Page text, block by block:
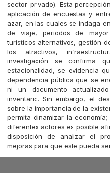
sector privado). Esta
aplicación de encuestas y
azar, en las cuales se indaga
de viaje, periodos de
turísticos alternativos, gestión
los atractivos,
investigación se confirma
estacionalidad, se evidencia
dependencia pública que se
ni un documento
inventario. Sin embargo, el
sobre la importancia de la
permita dinamizar la
diferentes actores es posible
disposición de analizar el
mejoras para que este pueda